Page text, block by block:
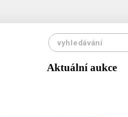
Aktuální aukce